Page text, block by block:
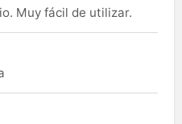
Muy fácil de utilizar.